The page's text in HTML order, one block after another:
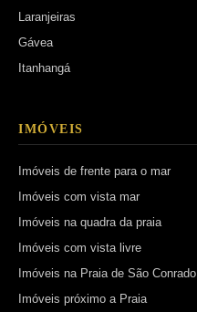
Laranjeiras
Gávea
Itanhangá
IMÓVEIS
Imóveis de frente para o mar
Imóveis com vista mar
Imóveis na quadra da praia
Imóveis com vista livre
Imóveis na Praia de São Conrado
Imóveis próximo a Praia